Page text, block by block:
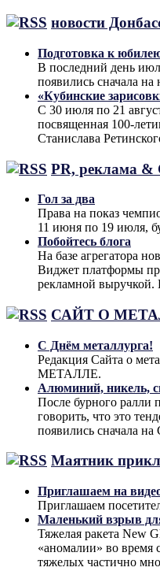
новости
Подготовка к
В последний день
появились сначала
«Кубинские
С 30 июля по 21
посвященная 100-
Станислава
PR, реклама &
Гол за два
Права на показ
11 июня по 19 июля,
Побойтесь блога
На базе агрегатора
Виджет платформы
рекламной выручкой.
САЙТ О
С Днём металлурга!
Редакция Сайта о
МЕТАЛЛЕ.
Алюминий, никель,
После бурного ралли
говорить, что это
появились сначала
Маятник
Приглашаем на
Приглашаем
Маленький взрыв
Тяжелая ракета New
«аномалии» во время
тяжелых частично